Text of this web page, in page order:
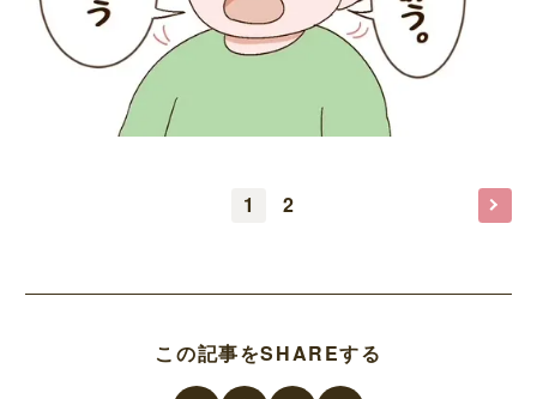
1 2
この記事をSHAREする